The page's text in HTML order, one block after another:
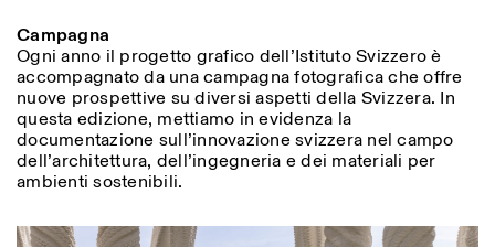
Campagna
Ogni anno il progetto grafico dell’Istituto Svizzero è
accompagnato da una campagna fotografica che offre
nuove prospettive su diversi aspetti della Svizzera. In
questa edizione, mettiamo in evidenza la
documentazione sull’innovazione svizzera nel campo
dell’architettura, dell’ingegneria e dei materiali per
ambienti sostenibili.